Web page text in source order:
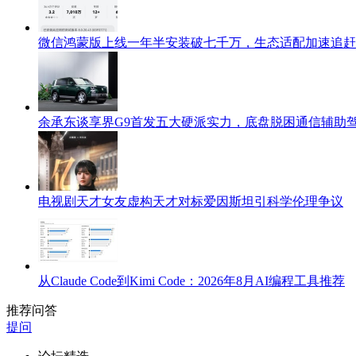
微信鸿蒙版上线一年半安装破七千万，生态适配加速追
余承东谈享界G9首发五大硬派实力，底盘脱困通信辅助
电视剧天才女友虚构天才对标爱因斯坦引科学伦理争议
从Claude Code到Kimi Code：2026年8月AI编程工具推荐
推荐问答
提问